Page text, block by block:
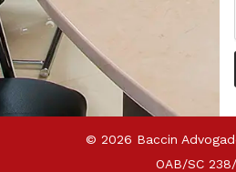
© 2026 Baccin
OAB/SC